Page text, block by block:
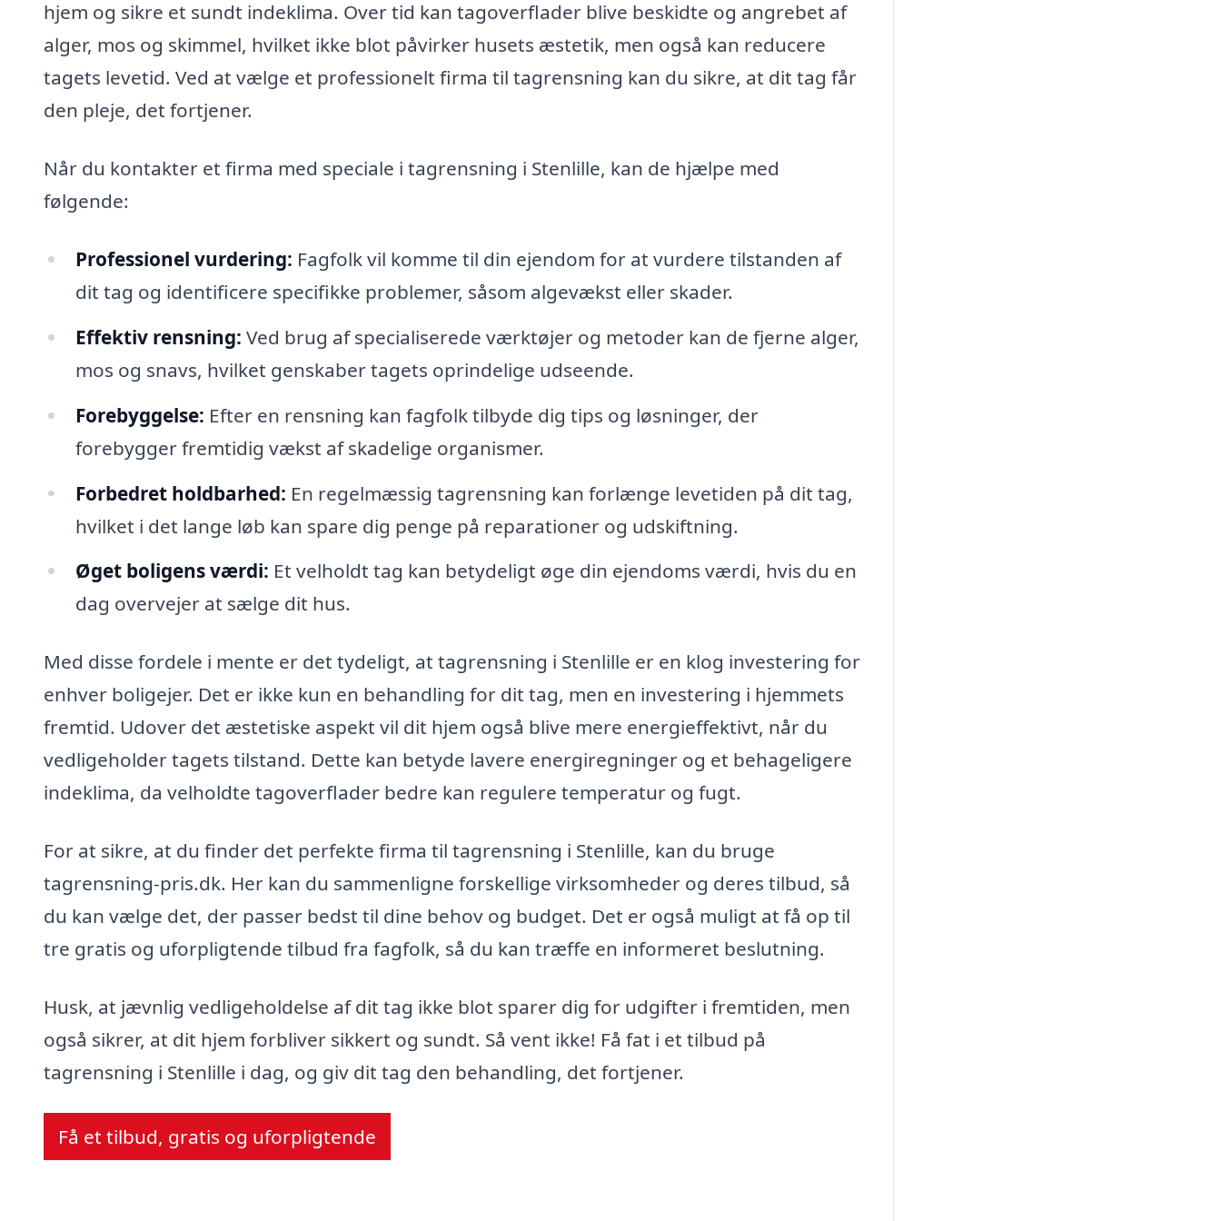
hjem og sikre et sundt indeklima. Over tid kan tagoverflader blive beskidte og angrebet af
alger, mos og skimmel, hvilket ikke blot påvirker husets æstetik, men også kan reducere
tagets levetid. Ved at vælge et professionelt firma til tagrensning kan du sikre, at dit tag får
den pleje, det fortjener.
Når du kontakter et firma med speciale i tagrensning i Stenlille, kan de hjælpe med
følgende:
Professionel vurdering: Fagfolk vil komme til din ejendom for at vurdere tilstanden af ​​
dit tag og identificere specifikke problemer, såsom algevækst eller skader.
Effektiv rensning: Ved brug af specialiserede værktøjer og metoder kan de fjerne alger,
mos og snavs, hvilket genskaber tagets oprindelige udseende.
Forebyggelse: Efter en rensning kan fagfolk tilbyde dig tips og løsninger, der
forebygger fremtidig vækst af skadelige organismer.
Forbedret holdbarhed: En regelmæssig tagrensning kan forlænge levetiden på dit tag,
hvilket i det lange løb kan spare dig penge på reparationer og udskiftning.
Øget boligens værdi: Et velholdt tag kan betydeligt øge din ejendoms værdi, hvis du en
dag overvejer at sælge dit hus.
Med disse fordele i mente er det tydeligt, at tagrensning i Stenlille er en klog investering for
enhver boligejer. Det er ikke kun en behandling for dit tag, men en investering i hjemmets
fremtid. Udover det æstetiske aspekt vil dit hjem også blive mere energieffektivt, når du
vedligeholder tagets tilstand. Dette kan betyde lavere energiregninger og et behageligere
indeklima, da velholdte tagoverflader bedre kan regulere temperatur og fugt.
For at sikre, at du finder det perfekte firma til tagrensning i Stenlille, kan du bruge
tagrensning-pris.dk. Her kan du sammenligne forskellige virksomheder og deres tilbud, så
du kan vælge det, der passer bedst til dine behov og budget. Det er også muligt at få op til
tre gratis og uforpligtende tilbud fra fagfolk, så du kan træffe en informeret beslutning.
Husk, at jævnlig vedligeholdelse af dit tag ikke blot sparer dig for udgifter i fremtiden, men
også sikrer, at dit hjem forbliver sikkert og sundt. Så vent ikke! Få fat i et tilbud på
tagrensning i Stenlille i dag, og giv dit tag den behandling, det fortjener.
Få et tilbud, gratis og uforpligtende